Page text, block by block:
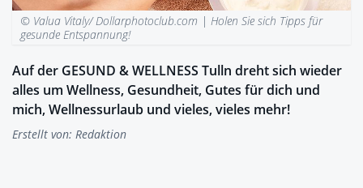
© Valua Vitaly/ Dollarphotoclub.com |Holen Sie sich Tipps für
gesunde Entspannung!
Auf der GESUND & WELLNESS Tulln dreht sich wieder
alles um Wellness, Gesundheit, Gutes für dich und
mich, Wellnessurlaub und vieles, vieles mehr!
Erstellt von: Redaktion